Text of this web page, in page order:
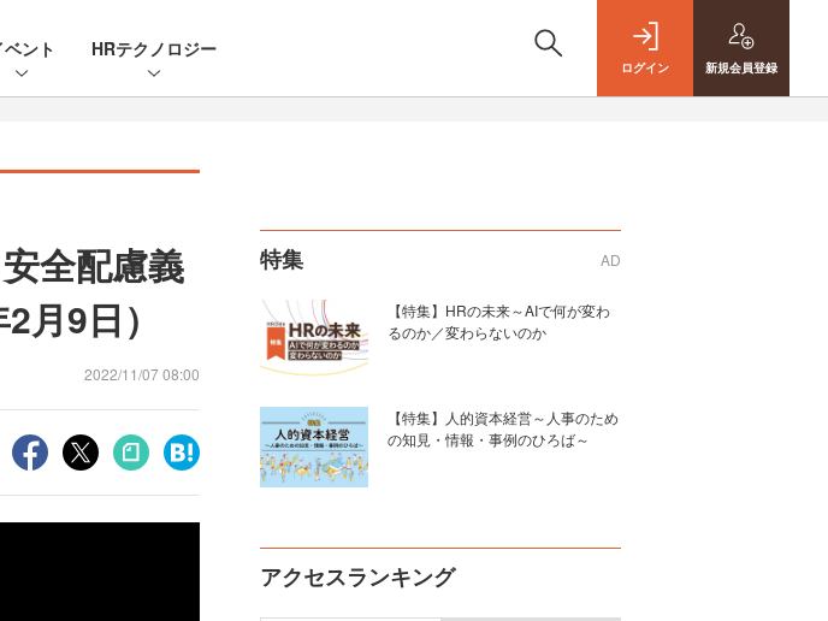
ベント HRテクノロジー
ログイン 新規会員登録
全配慮義
月9日）
2022/11/07 08:00
特集 AD
【特集】HRの未来～AIで何が変わ
るのか／変わらないのか
【特集】人的資本経営～人事のため
の知見・情報・事例のひろば～
アクセスランキング